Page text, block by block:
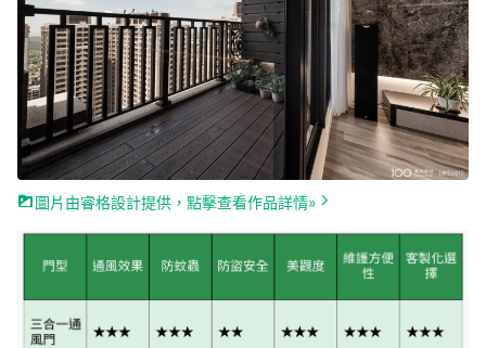
圖片由睿格設計提供，點擊查看作品詳情»